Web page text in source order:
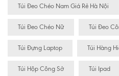
Túi Đeo Chéo Nam Giá Rẻ Hà Nội
Túi Đeo Chéo Nữ Túi Đeo
Túi Đựng Laptop Túi Hàng
Túi Hộp Công Sở Túi Ipad